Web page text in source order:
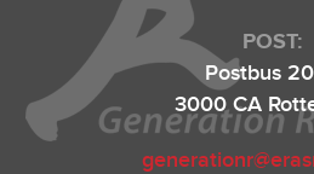
POST:
Postbus
3000 CA